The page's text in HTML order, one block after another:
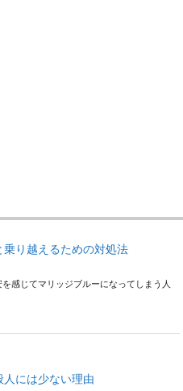
り越えるための対処法
感じてマリッジブルーになってしまう人
には少ない理由